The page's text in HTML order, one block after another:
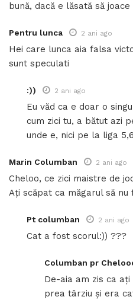
bună, dacă e lăsată să
Pentru lunca 2 ani ago
Hei care lunca aia falsa
sunt speculati
:)) 2 ani ago
Eu văd ca e doar o
cum zici tu, a bătut azi
unde e, nici pe la liga
Marin Columban 2 ani ago
Cheloo, ce zici maistre de
Ați scăpat ca măgarul să
Pt columban 2 ani ago
Cat a fost scorul:)) ???
Columban pr
De-aia am zis ca
prea târziu și era